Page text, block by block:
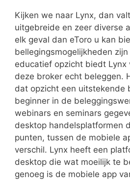
Kijken we naar Lynx, dan
uitgebreide en zeer diverse
elk geval dan eToro u kan
bellegingsmogelijkheden
educatief opzicht biedt Lynx
deze broker echt beleggen.
dat opzicht een uitstekende
beginner in de
webinars en seminars
desktop handelsplatformen
punten, tussen de mobiele
verschil. Lynx heeft een
desktop die wat moeilijk te
genoeg is de mobiele app